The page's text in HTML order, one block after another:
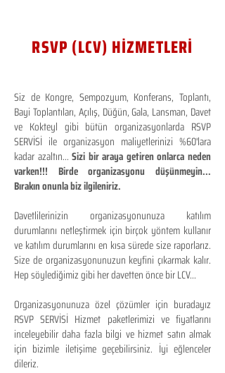
RSVP (LCV) HİZMETLERİ
Siz de Kongre, Sempozyum, Konferans, Toplantı,
Bayi Toplantıları, Açılış, Düğün, Gala, Lansman, Davet
ve Kokteyl gibi bütün organizasyonlarda RSVP
SERVİSİ ile organizasyon maliyetlerinizi %60'lara
kadar azaltın...Sizi bir araya getiren onlarca neden
varken!!! Birde organizasyonu düşünmeyin...
Bırakın onunla biz ilgileniriz.
Davetlilerinizin organizasyonunuza katılım
durumlarını netleştirmek için birçok yöntem kullanır
ve katılım durumlarını en kısa sürede size raporlarız.
Size de organizasyonunuzun keyfini çıkarmak kalır.
Hep söylediğimiz gibi her davetten önce bir LCV...
Organizasyonunuza özel çözümler için buradayız
RSVP SERVİSİ Hizmet paketlerimizi ve fiyatlarını
inceleyebilir daha fazla bilgi ve hizmet satın almak
için bizimle iletişime geçebilirsiniz. İyi eğlenceler
dileriz.